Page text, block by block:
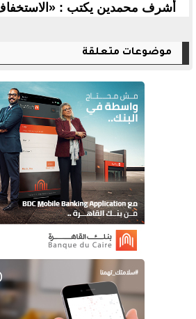
أشرف محمدين يكتب : «الاستخفاف
موضوعات متعلقة